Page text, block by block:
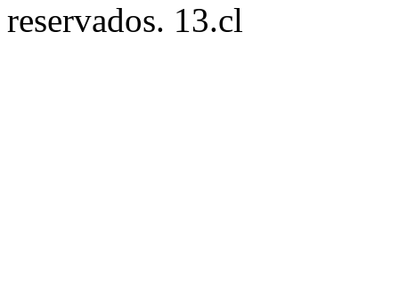
reservados. 13.cl